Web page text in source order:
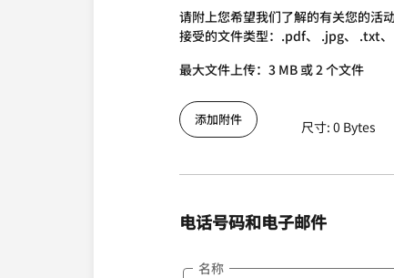
请附上您希望我们了解的有关您的活
接受的文件类型：.pdf、 .jpg、 .txt
最大文件上传：3 MB 或 2 个文件
添加附件 尺寸: 0 Bytes
电话号码和电子邮件
名称